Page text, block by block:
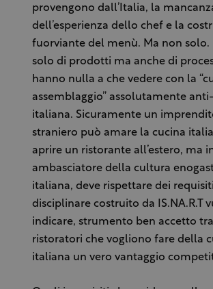
provengono dall’Italia, la
dell’esperienza dello chef e la
fuorviante del menù. Ma non solo.
solo di prodotti ma anche di
hanno nulla a che vedere con la
assemblaggio” assolutamente anti-
italiana. Sicuramente un
straniero può amare la cucina
aprire un ristorante all’estero, ma
ambasciatore della cultura
italiana, deve rispettare dei
disciplinare costruito da IS.NA.R.T
indicare, strumento ben accetto
ristoratori che vogliono fare della
italiana un vero vantaggio